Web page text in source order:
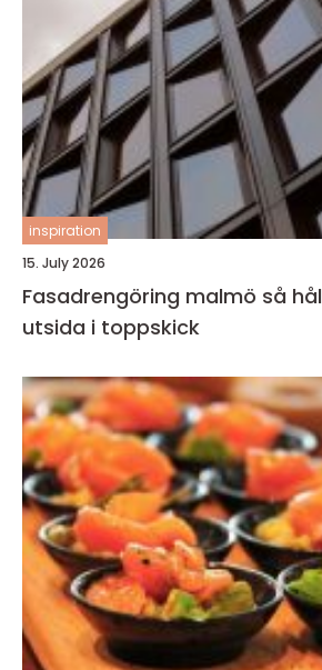
inspiration
15. July 2026
Fasadrengöring malmö så håller du husets
utsida i toppskick